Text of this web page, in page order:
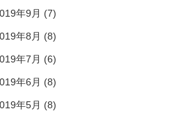
年9月 (7)
年8月 (8)
年7月 (6)
年6月 (8)
年5月 (8)